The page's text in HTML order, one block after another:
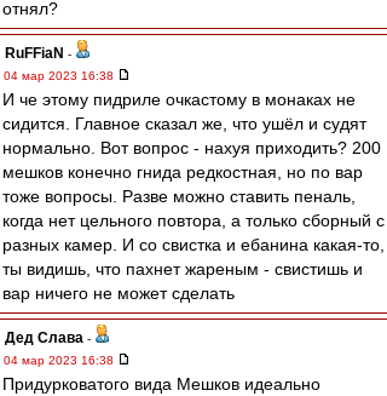
отнял?
RuFFiaN -
04 мар 2023 16:38
И че этому пидриле очкастому в монаках не
сидится. Главное сказал же, что ушёл и судят
нормально. Вот вопрос - нахуя приходить? 200
мешков конечно гнида редкостная, но по вар
тоже вопросы. Разве можно ставить пеналь,
когда нет цельного повтора, а только сборный с
разных камер. И со свистка и ебанина какая-то,
ты видишь, что пахнет жареным - свистишь и
вар ничего не может сделать
Дед Слава -
04 мар 2023 16:38
Придурковатого вида Мешков идеально